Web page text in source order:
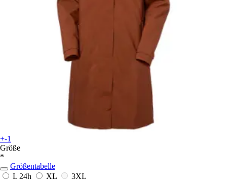
+-1
Größe
*
Größentabelle
L 24h XL
3XL